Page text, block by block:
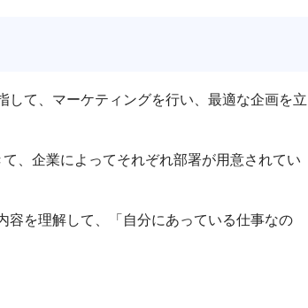
て、マーケティングを行い、最適な企画を立
、企業によってそれぞれ部署が用意されてい
容を理解して、「自分にあっている仕事なの